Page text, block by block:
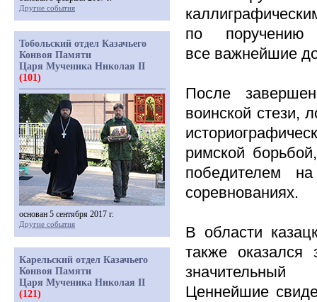
по поручению
все важнейшие
После
воинской стези,
римской
победителем
соревнованиях.
В области
также оказался
значительный
Ценнейшие
Другие события
Тобольский отдел Казачьего
Конвоя Памяти
Царя Мученика Николая II
(101)
основан 5 сентября 2017 г.
Другие события
Карельский отдел Казачьего
Конвоя Памяти
Царя Мученика Николая II
(121)